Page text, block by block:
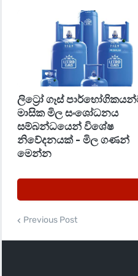
ලිට්‍රෝ ගෑස්
මාසික මිල සංශෝධනය
සම්බන්ධයෙන් විශේෂ
නිවේදනයක් - මිල ගණන්
මෙන්න
Previous Post